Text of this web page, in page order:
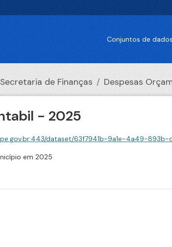
Conjuntos de dados
Secretaria de Finanças Despesas
- 2025
dataset/63f7941b-9a1e-4a49-893b-
em 2025